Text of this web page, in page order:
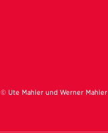
© Ute Mahler und Werner Mahler